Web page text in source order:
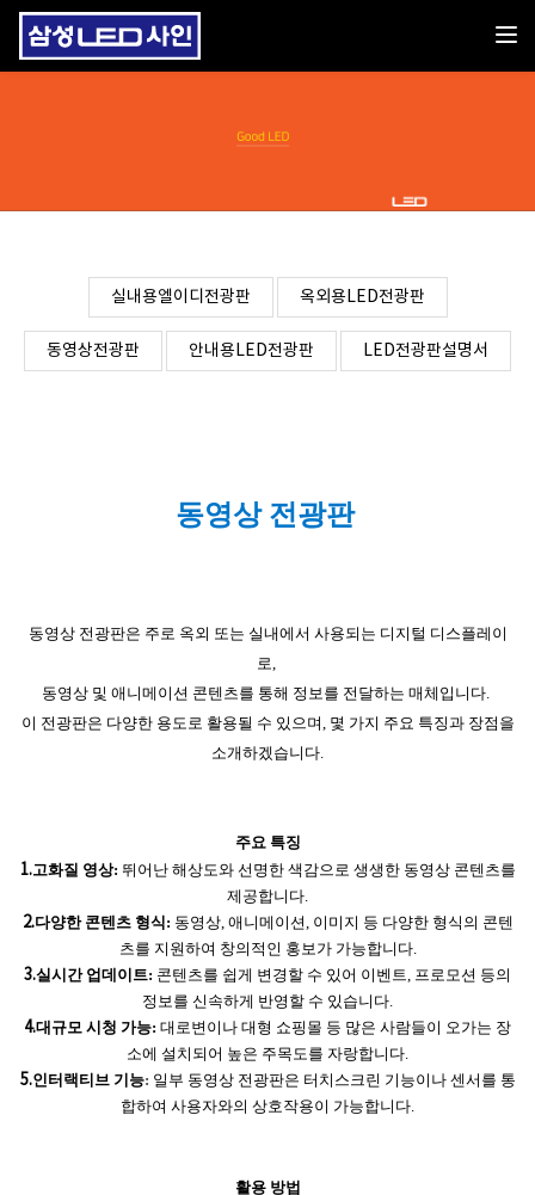
실내용엘이디전광판 옥외용LED전광판
동영상전광판 안내용LED전광판 LED전광판설명서
동영상 전광판
동영상 전광판은 주로 옥외 또는 실내에서 사용되는 디지털 디스플레이
로,
동영상 및 애니메이션 콘텐츠를 통해 정보를 전달하는 매체입니다.
이 전광판은 다양한 용도로 활용될 수 있으며, 몇 가지 주요 특징과 장점을
소개하겠습니다.
주요 특징
1.고화질 영상: 뛰어난 해상도와 선명한 색감으로 생생한 동영상 콘텐츠를
제공합니다.
2.다양한 콘텐츠 형식: 동영상, 애니메이션, 이미지 등 다양한 형식의 콘텐
츠를 지원하여 창의적인 홍보가 가능합니다.
3.실시간 업데이트: 콘텐츠를 쉽게 변경할 수 있어 이벤트, 프로모션 등의
정보를 신속하게 반영할 수 있습니다.
4.대규모 시청 가능: 대로변이나 대형 쇼핑몰 등 많은 사람들이 오가는 장
소에 설치되어 높은 주목도를 자랑합니다.
5.인터랙티브 기능: 일부 동영상 전광판은 터치스크린 기능이나 센서를 통
합하여 사용자와의 상호작용이 가능합니다.
활용 방법